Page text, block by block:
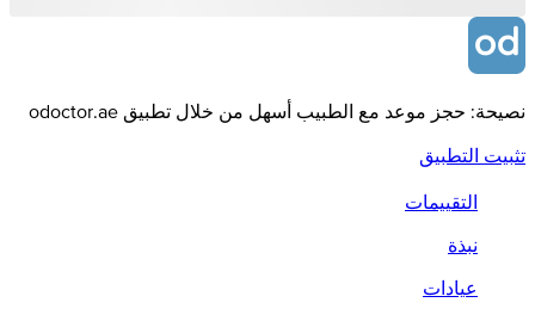
نصيحة: حجز موعد مع الطبيب أسهل من خلال تطبيق odoctor.ae
تثبيت التطبيق
التقييمات
نبذة
عيادات